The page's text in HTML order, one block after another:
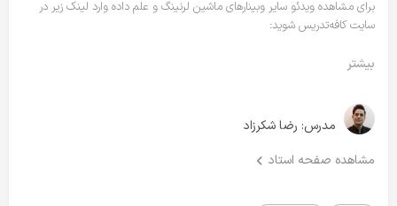
برای مشاهده ویدئو سایر وبینارهای ماشین لرنینگ و علم داده وارد لینک زیر در
سایت کافه‌تدریس شوید:
https://cafetadris.com/datasciene
محتوا:
- معرفی دوره‌های علم داده ۱ و ۲ با رویکرد برنامه‌ریزی برای ورود به حوزه علم داده
- پیش‌بینی قیمت یکی از رمزارزها (تسک رگرسیون)
- تولید شعر فارسی (تسک تولید متن)
بیشتر
مدرس: رضا شکرزاد
مشاهده صفحه استاد